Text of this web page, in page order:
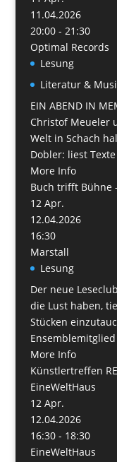
11.04.2026
20:00 - 21:30
Optimal Records
Lesung
Literatur &
EIN ABEND IN
Christof Meueler
Welt in Schach
Dobler: liest
More Info
Buch trifft Bühne
12 Apr.
12.04.2026
16:30
Marstall
Lesung
Der neue
die Lust haben,
Stücken
More Info
Künstlertreffen
EineWeltHaus
12 Apr.
12.04.2026
16:30 - 18:30
EineWeltHaus